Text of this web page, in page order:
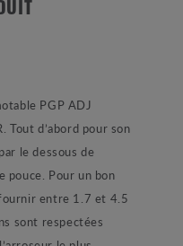
PGP ADJ
Tout d’abord pour son
le dessous de
pouce. Pour un bon
entre 1.7 et 4.5
sont respectées